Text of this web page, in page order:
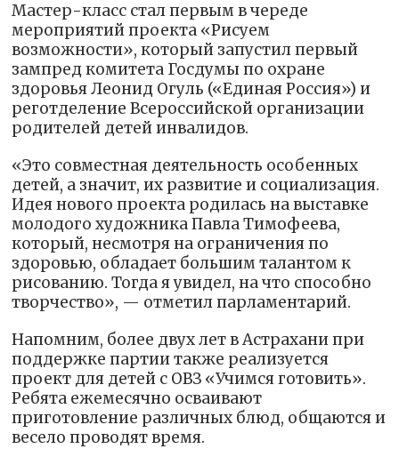
Мастер-класс стал первым в череде
мероприятий проекта «Рисуем
возможности», который запустил первый
зампред комитета Госдумы по охране
здоровья Леонид Огуль («Единая Россия») и
реготделение Всероссийской организации
родителей детей инвалидов.
«Это совместная деятельность особенных
детей, а значит, их развитие и социализация.
Идея нового проекта родилась на выставке
молодого художника Павла Тимофеева,
который, несмотря на ограничения по
здоровью, обладает большим талантом к
рисованию. Тогда я увидел, на что способно
творчество», — отметил парламентарий.
Напомним, более двух лет в Астрахани при
поддержке партии также реализуется
проект для детей с ОВЗ «Учимся готовить».
Ребята ежемесячно осваивают
приготовление различных блюд, общаются и
весело проводят время.